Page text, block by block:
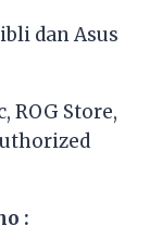
dan Asus
ROG Store,
: